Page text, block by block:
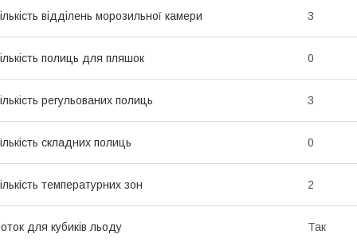
відділень морозильної камери 3
полиць для пляшок 0
регульованих полиць 3
складних полиць 0
температурних зон 2
для кубиків льоду Так